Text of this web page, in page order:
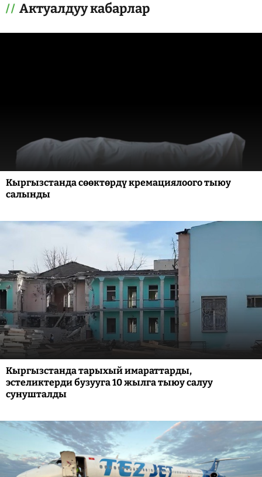
Актуалдуу кабарлар
Кыргызстанда сөөктөрдү кремациялоого тыюу
салынды
Кыргызстанда тарыхый имараттарды,
эстеликтерди бузууга 10 жылга тыюу салуу
сунушталды